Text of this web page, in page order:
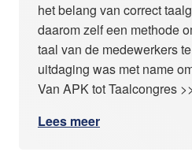
het belang van correct
daarom zelf een methode
taal van de medewerkers
uitdaging was met name
Van APK tot Taalcongres >>
Lees meer